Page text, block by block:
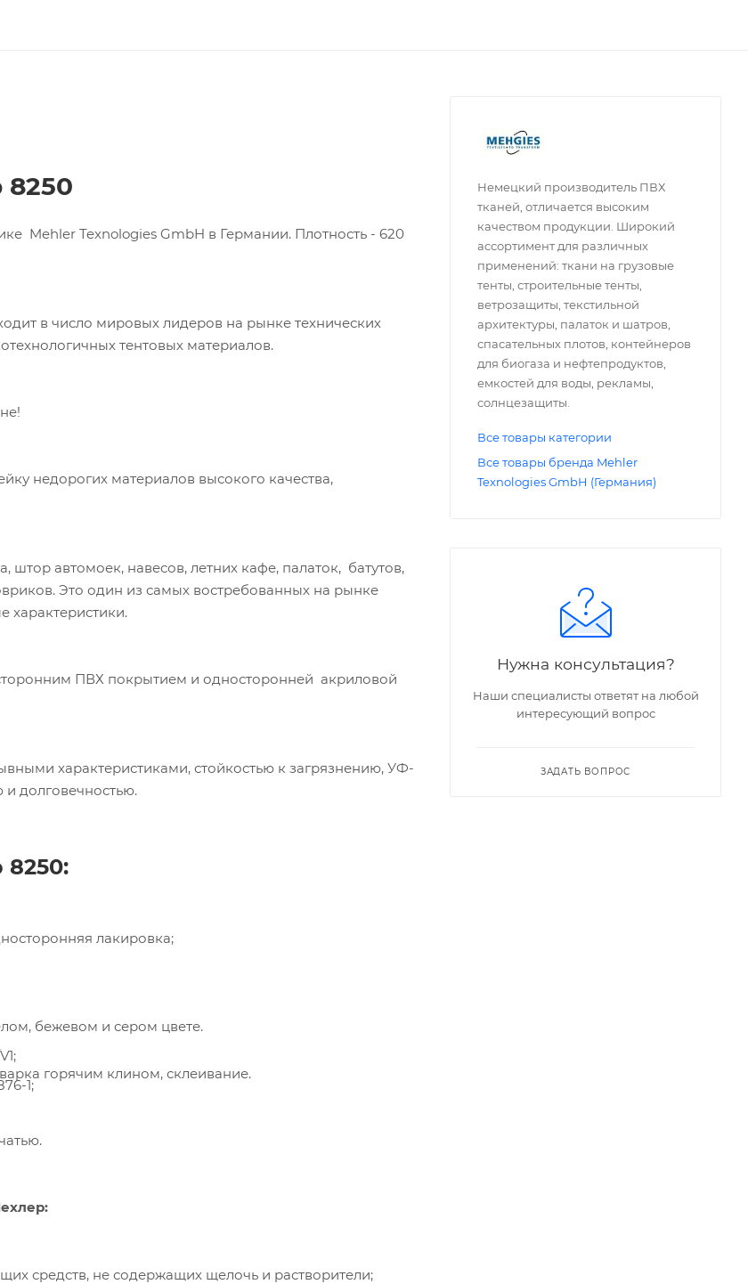
8250
Mehler Texnologies GmbH в Германии. Плотность - 620
в число мировых лидеров на рынке технических
тентовых материалов.
недорогих материалов высокого качества,
штор автомоек, навесов, летних кафе, палаток, батутов,
Это один из самых востребованных на рынке
характеристики.
ПВХ покрытием и односторонней акриловой
характеристиками, стойкостью к загрязнению, УФ-
долговечностью.
8250:
лакировка;
бежевом и сером цвете.
1;
горячим клином, склеивание.
средств, не содержащих щелочь и растворители;
Немецкий производитель ПВХ
тканей, отличается высоким
качеством продукции. Широкий
ассортимент для различных
применений: ткани на грузовые
тенты, строительные тенты,
ветрозащиты, текстильной
архитектуры, палаток и шатров,
спасательных плотов, контейнеров
для биогаза и нефтепродуктов,
емкостей для воды, рекламы,
солнцезащиты.
Все товары категории
Все товары бренда Mehler
Texnologies GmbH (Германия)
Нужна консультация?
Наши специалисты ответят на любой
интересующий вопрос
ЗАДАТЬ ВОПРОС
улучшает работу сайта и
ваше согласие, нажав кнопку "Принять".